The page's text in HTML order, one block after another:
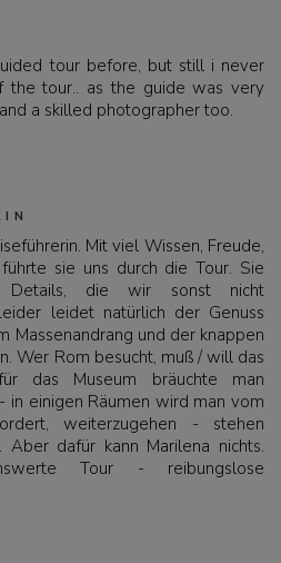
tour before, but still i never
tour.. as the guide was very
a skilled photographer too.
Mit viel Wissen, Freude,
sie uns durch die Tour. Sie
die wir sonst nicht
leidet natürlich der Genuss
Massenandrang und der knappen
Wer Rom besucht, muß / will das
das Museum bräuchte man
in einigen Räumen wird man vom
weiterzugehen - stehen
dafür kann Marilena nichts.
Tour - reibungslose